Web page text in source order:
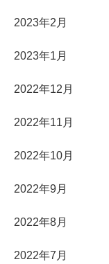
2023年2月
2023年1月
2022年12月
2022年11月
2022年10月
2022年9月
2022年8月
2022年7月